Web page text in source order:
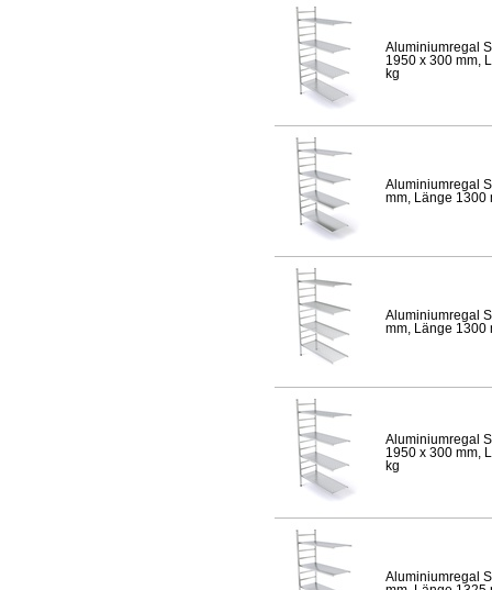
Aluminiumregal
1950 x 300 mm,
kg
Aluminiumregal
mm, Länge 1300
Aluminiumregal
mm, Länge 1300
Aluminiumregal
1950 x 300 mm,
kg
Aluminiumregal